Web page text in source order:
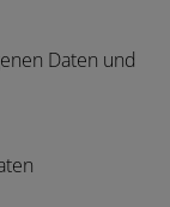
Daten und